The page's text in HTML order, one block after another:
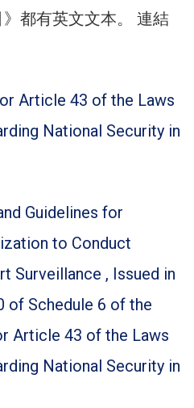
》都有英文文本。 連結
Article 43 of the Laws
National Security in
Guidelines for
to Conduct
Surveillance , Issued in
of Schedule 6 of the
Article 43 of the Laws
National Security in